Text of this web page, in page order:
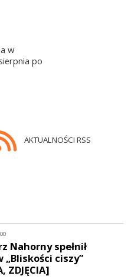
w
po
AKTUALNOŚCI RSS
Nahorny spełnił
„Bliskości ciszy”
ZDJĘCIA]